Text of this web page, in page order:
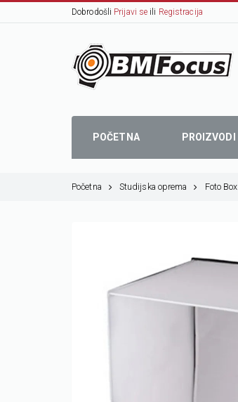
Dobrodošli Prijavi se ili Registracija
POČETNA PROIZVODI
Početna Studijska oprema Foto Box